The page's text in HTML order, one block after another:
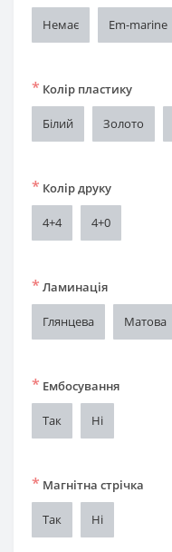
Немає Em-marine
* Колір пластику
Білий Золото
* Колір друку
4+4 4+0
* Ламинація
Глянцева Матова
* Ембосування
Так Ні
* Магнітна стрічка
Так Ні